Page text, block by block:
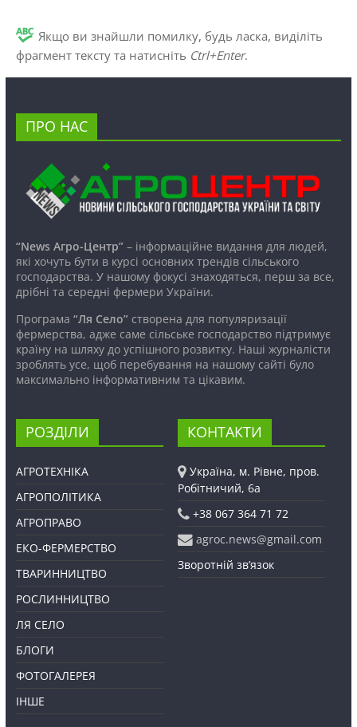
Якщо ви знайшли помилку, будь ласка, виділіть
фрагмент тексту та натисніть Ctrl+Enter.
ПРО НАС
“News Агро-Центр”– інформаційне видання для людей,
які хочуть бути в курсі основних трендів сільського
господарства. У нашому фокусі знаходяться, перш за все,
дрібні та середні фермери України.
Програма “Ля Село”створена для популяризації
фермерства, адже саме сільське господарство підтримує
країну на шляху до успішного розвитку. Наші журналісти
зроблять усе, щоб перебування на нашому сайті було
максимально інформативним та цікавим.
РОЗДІЛИ
АГРОТЕХНІКА
АГРОПОЛІТИКА
АГРОПРАВО
ЕКО-ФЕРМЕРСТВО
ТВАРИННИЦТВО
РОСЛИННИЦТВО
ЛЯ СЕЛО
БЛОГИ
ФОТОГАЛЕРЕЯ
ІНШЕ
КОНТАКТИ
Україна, м. Рівне, пров.
Робітничий, 6а
+38 067 364 71 72
agroc.news@gmail.com
Зворотній зв’язок